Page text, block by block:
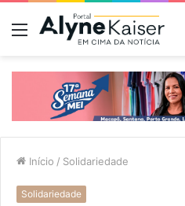
Menu
Início / Solidariedade
Solidariedade